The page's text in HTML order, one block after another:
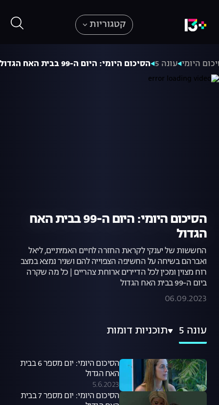
קטגוריות
היומי עונה 5 הסיכום היומי: היום ה-99 בבית האח הגדול
הסיכום היומי: היום ה-99 בבית האח
הגדול
החששות של יענקי לקראת החזרה לחיים האמיתיים, ליאל
ואברהם בשיחה על החשיפה הצפוייה להם ושניר נמצא במצב
רוח מצוין ומכין לכל הדיירים ארוחת צהריים | כל מה שקרה
ביום ה-99 בבית האח הגדול
06.09.2023
עונה 5 תוכניות דומות
הסיכום היומי: יום מספר 6 בבית
האח הגדול
5.6.2023
הסיכום היומי: יום מספר 7 בבית